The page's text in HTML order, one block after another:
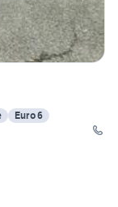
Euro 6